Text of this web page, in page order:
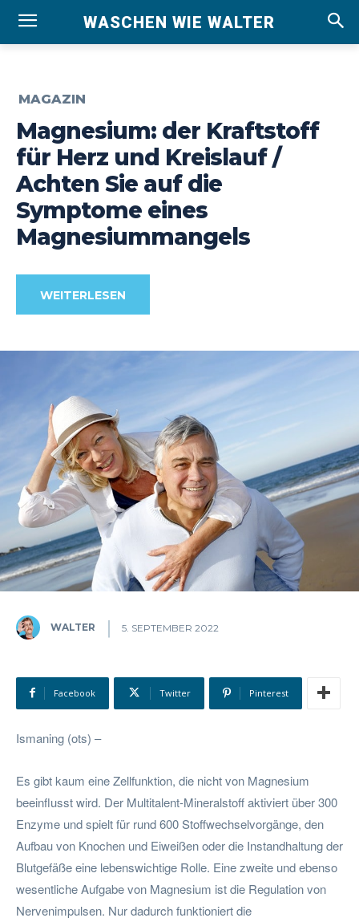
WASCHEN WIE WALTER
MAGAZIN
Magnesium: der Kraftstoff
für Herz und Kreislauf /
Achten Sie auf die
Symptome eines
Magnesiummangels
WEITERLESEN
WALTER 5. SEPTEMBER 2022
Facebook Twitter Pinterest
Ismaning (ots) –
Es gibt kaum eine Zellfunktion, die nicht von Magnesium
beeinflusst wird. Der Multitalent-Mineralstoff aktiviert über 300
Enzyme und spielt für rund 600 Stoffwechselvorgänge, den
Aufbau von Knochen und Eiweißen oder die Instandhaltung der
Blutgefäße eine lebenswichtige Rolle. Eine zweite und ebenso
wesentliche Aufgabe von Magnesium ist die Regulation von
Nervenimpulsen. Nur dadurch funktioniert die